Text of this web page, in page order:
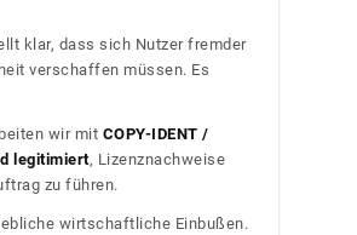
klar, dass sich Nutzer fremder
verschaffen müssen. Es
wir mit COPY-IDENT /
legitimiert, Lizenznachweise
zu führen.
wirtschaftliche Einbußen.